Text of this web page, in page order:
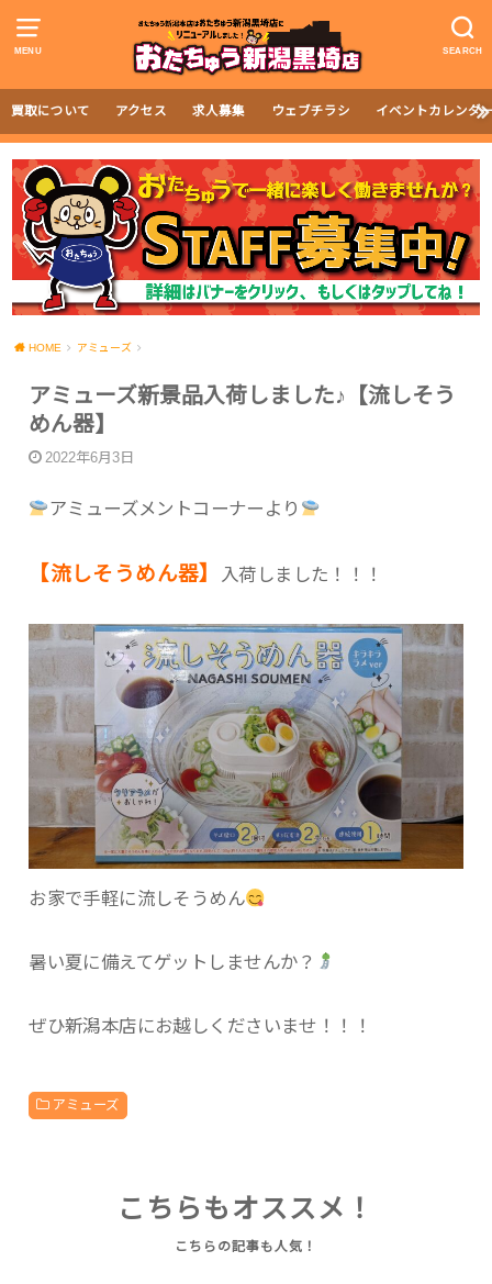
MENU SEARCH
買取について アクセス 求人募集 ウェブチラシ イベントカレンダ
HOME アミューズ
アミューズ新景品入荷しました♪【流しそう
めん器】
2022年6月3日
アミューズメントコーナーより
【流しそうめん器】 入荷しました！！！
お家で手軽に流しそうめん
暑い夏に備えてゲットしませんか？
ぜひ新潟本店にお越しくださいませ！！！
アミューズ
こちらもオススメ！